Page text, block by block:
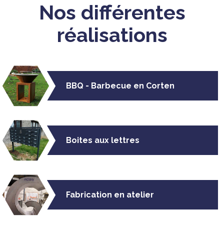
Nos différentes
réalisations
BBQ - Barbecue en Corten
Boites aux lettres
Fabrication en atelier